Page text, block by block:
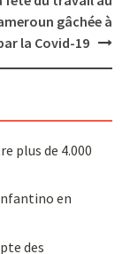
gâchée à
la Covid-19
plus de 4.000
en
des